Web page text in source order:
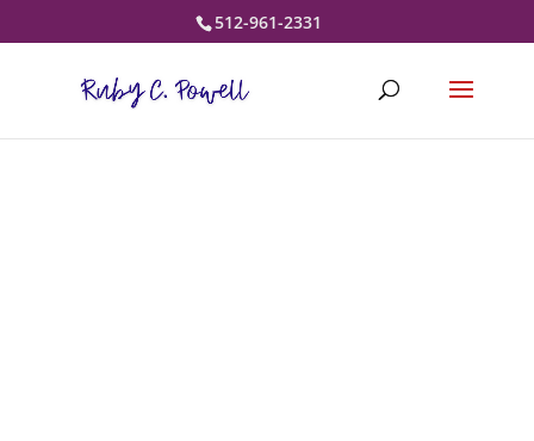
512-961-2331